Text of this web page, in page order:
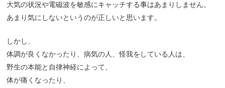
大気の状況や電磁波を敏感にキャッチする事はあまりしません。
あまり気にしないというのが正しいと思います。
しかし、
体調が良くなかったり、病気の人、怪我をしている人は、
野生の本能と自律神経によって、
体が痛くなったり、